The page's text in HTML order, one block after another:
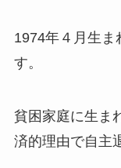
1974年４月生ま
す。
貧困家庭に生ま
済的理由で自主